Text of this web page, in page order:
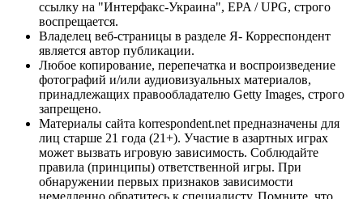
ссылку на "Интерфакс-Украина", EPA / UPG, строго
воспрещается.
Владелец веб-страницы в разделе Я- Корреспондент
является автор публикации.
Любое копирование, перепечатка и воспроизведение
фотографий и/или аудиовизуальных материалов,
принадлежащих правообладателю Getty Images, строго
запрещено.
Материалы сайта korrespondent.net предназначены для
лиц старше 21 года (21+). Участие в азартных играх
может вызвать игровую зависимость. Соблюдайте
правила (принципы) ответственной игры. При
обнаружении первых признаков зависимости
немедленно обратитесь к специалисту. Помните, что